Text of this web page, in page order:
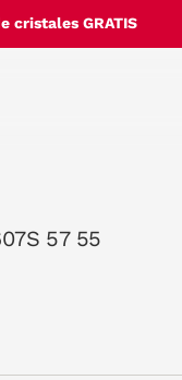
cristales GRATIS
57 55